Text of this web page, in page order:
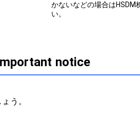
かないなどの場合は
い。
notice
う。